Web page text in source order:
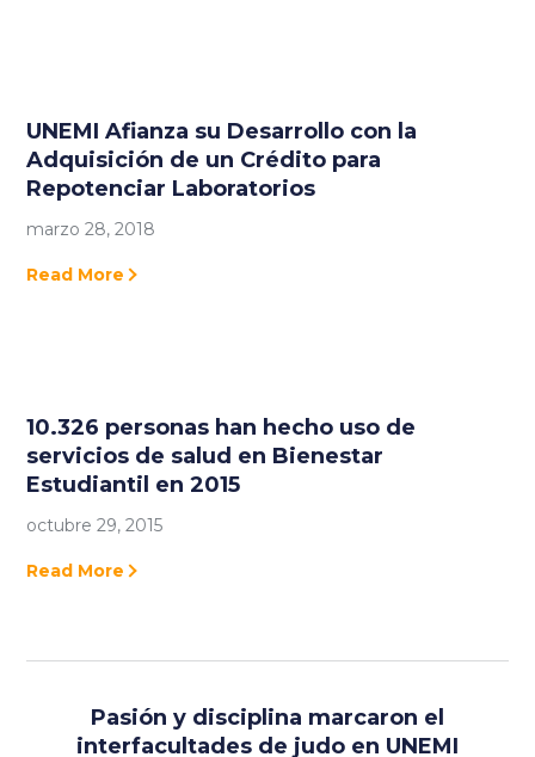
UNEMI Afianza su Desarrollo con la
Adquisición de un Crédito para
Repotenciar Laboratorios
marzo 28, 2018
Read More
10.326 personas han hecho uso de
servicios de salud en Bienestar
Estudiantil en 2015
octubre 29, 2015
Read More
Pasión y disciplina marcaron el
interfacultades de judo en UNEMI